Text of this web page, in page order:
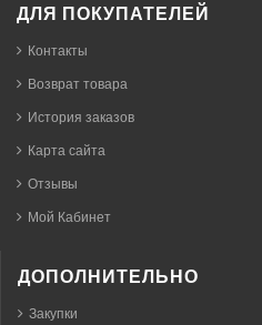
ДЛЯ ПОКУПАТЕЛЕЙ
Контакты
Возврат товара
История заказов
Карта сайта
Отзывы
Мой Кабинет
ДОПОЛНИТЕЛЬНО
Закупки